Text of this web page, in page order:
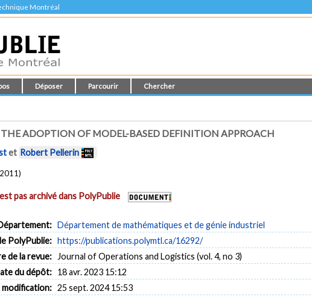
Montréal
Déposer Parcourir Chercher
ADOPTION OF MODEL-BASED DEFINITION APPROACH
et Robert Pellerin
pas archivé dans PolyPublie
Département de mathématiques et de génie industriel
PolyPublie: https://publications.polymtl.ca/16292/
de la revue:
Journal of Operations and Logistics (vol. 4, no 3)
du dépôt: 18 avr. 2023 15:12
25 sept. 2024 15:53